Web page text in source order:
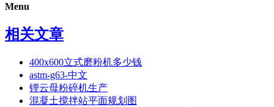
Menu
相关文章
400x600立式磨粉机多少钱
astm-g63-中文
锂云母粉碎机生产
混凝土搅拌站平面规划图